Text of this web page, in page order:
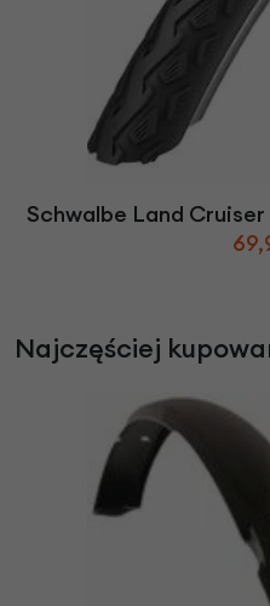
Schwalbe Land
Najczęściej